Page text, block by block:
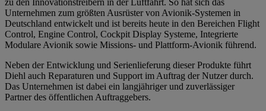
Unternehmen zum größten Ausrüster von Avionik-Systemen in
Deutschland entwickelt und ist bereits heute in den Bereichen Flight
Control, Engine Control, Cockpit Display Systeme, Integrierte
Modulare Avionik sowie Missions- und Plattform-Avionik führend.
Neben der Entwicklung und Serienlieferung dieser Produkte führt
Diehl auch Reparaturen und Support im Auftrag der Nutzer durch.
Das Unternehmen ist dabei ein langjähriger und zuverlässiger
Partner des öffentlichen Auftraggebers.